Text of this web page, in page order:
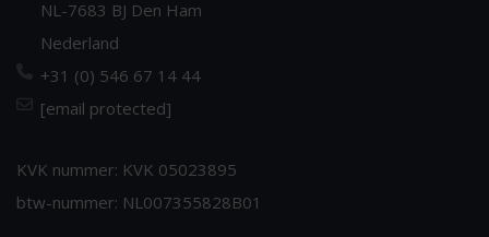
NL-7683 BJ Den Ham
Nederland
+31 (0) 546 67 14 44
[email protected]
KVK nummer: KVK 05023895
btw-nummer: NL007355828B01